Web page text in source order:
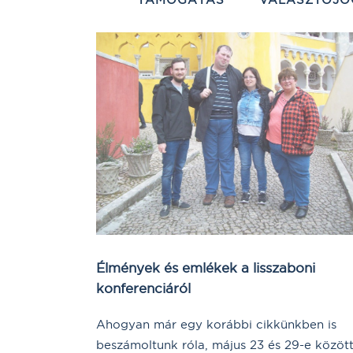
Élmények és emlékek a lisszaboni
konferenciáról
Ahogyan már egy korábbi cikkünkben is
beszámoltunk róla, május 23 és 29-e között